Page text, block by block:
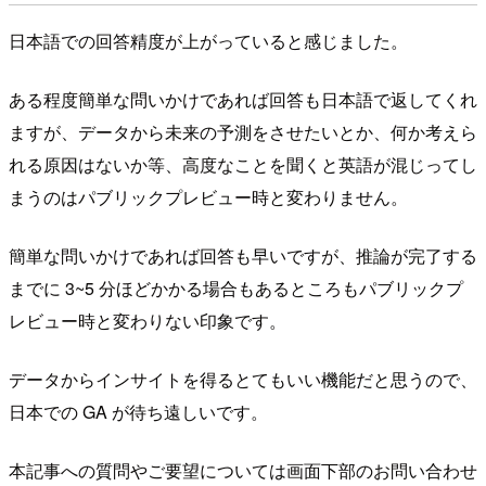
日本語での回答精度が上がっていると感じました。
ある程度簡単な問いかけであれば回答も日本語で返してくれ
ますが、データから未来の予測をさせたいとか、何か考えら
れる原因はないか等、高度なことを聞くと英語が混じってし
まうのはパブリックプレビュー時と変わりません。
簡単な問いかけであれば回答も早いですが、推論が完了する
までに 3~5 分ほどかかる場合もあるところもパブリックプ
レビュー時と変わりない印象です。
データからインサイトを得るとてもいい機能だと思うので、
日本での GA が待ち遠しいです。
本記事への質問やご要望については画面下部のお問い合わせ